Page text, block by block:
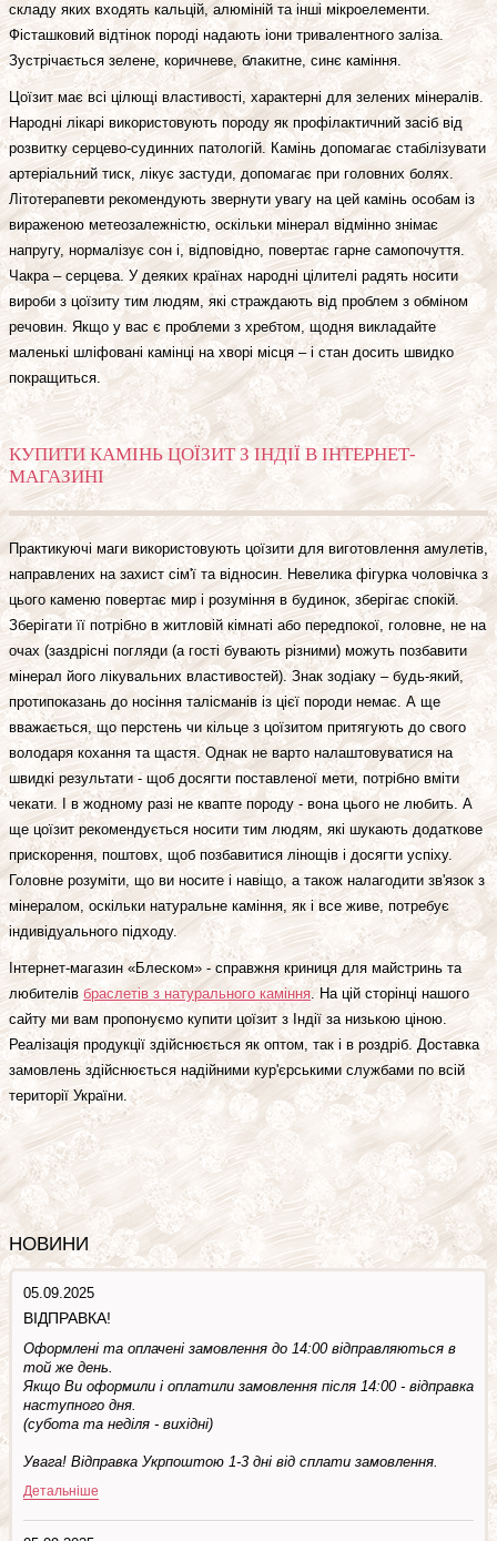
складу яких входять кальцій, алюміній та інші мікроелементи.
Фісташковий відтінок породі надають іони тривалентного заліза.
Зустрічається зелене, коричневе, блакитне, синє каміння.
Цоїзит має всі цілющі властивості, характерні для зелених мінералів.
Народні лікарі використовують породу як профілактичний засіб від
розвитку серцево-судинних патологій. Камінь допомагає стабілізувати
артеріальний тиск, лікує застуди, допомагає при головних болях.
Літотерапевти рекомендують звернути увагу на цей камінь особам із
вираженою метеозалежністю, оскільки мінерал відмінно знімає
напругу, нормалізує сон і, відповідно, повертає гарне самопочуття.
Чакра – серцева. У деяких країнах народні цілителі радять носити
вироби з цоїзиту тим людям, які страждають від проблем з обміном
речовин. Якщо у вас є проблеми з хребтом, щодня викладайте
маленькі шліфовані камінці на хворі місця – і стан досить швидко
покращиться.
КУПИТИ КАМІНЬ ЦОЇЗИТ З ІНДІЇ В ІНТЕРНЕТ-
МАГАЗИНІ
Практикуючі маги використовують цоїзити для виготовлення амулетів,
направлених на захист сім'ї та відносин. Невелика фігурка чоловічка з
цього каменю повертає мир і розуміння в будинок, зберігає спокій.
Зберігати її потрібно в житловій кімнаті або передпокої, головне, не на
очах (заздрісні погляди (а гості бувають різними) можуть позбавити
мінерал його лікувальних властивостей). Знак зодіаку – будь-який,
протипоказань до носіння талісманів із цієї породи немає. А ще
вважається, що перстень чи кільце з цоїзитом притягують до свого
володаря кохання та щастя. Однак не варто налаштовуватися на
швидкі результати - щоб досягти поставленої мети, потрібно вміти
чекати. І в жодному разі не квапте породу - вона цього не любить. А
ще цоїзит рекомендується носити тим людям, які шукають додаткове
прискорення, поштовх, щоб позбавитися лінощів і досягти успіху.
Головне розуміти, що ви носите і навіщо, а також налагодити зв'язок з
мінералом, оскільки натуральне каміння, як і все живе, потребує
індивідуального підходу.
Інтернет-магазин «Блеском» - справжня криниця для майстринь та
любителів браслетів з натурального каміння. На цій сторінці нашого
сайту ми вам пропонуємо купити цоїзит з Індії за низькою ціною.
Реалізація продукції здійснюється як оптом, так і в роздріб. Доставка
замовлень здійснюється надійними кур'єрськими службами по всій
території України.
НОВИНИ
05.09.2025
ВІДПРАВКА!
Оформлені та оплачені замовлення до 14:00 відправляються в
той же день.
Якщо Ви оформили і оплатили замовлення після 14:00 - відправка
наступного дня.
(субота та недiля - вuхiднi)
Увага! Відправка Укрпоштою 1-3 дні від сплати замовлення.
Детальніше